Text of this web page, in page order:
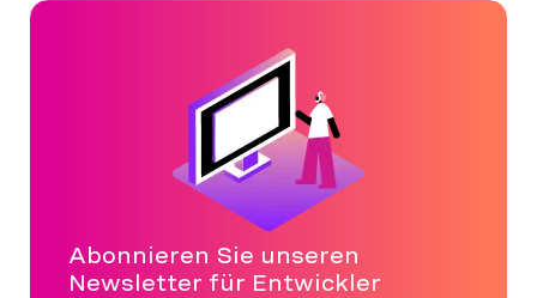
Abonnieren Sie unseren
Newsletter für Entwickler